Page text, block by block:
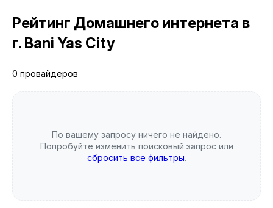
Рейтинг Домашнего интернета в
г. Bani Yas City
0 провайдеров
По вашему запросу ничего не найдено.
Попробуйте изменить поисковый запрос или
сбросить все фильтры.